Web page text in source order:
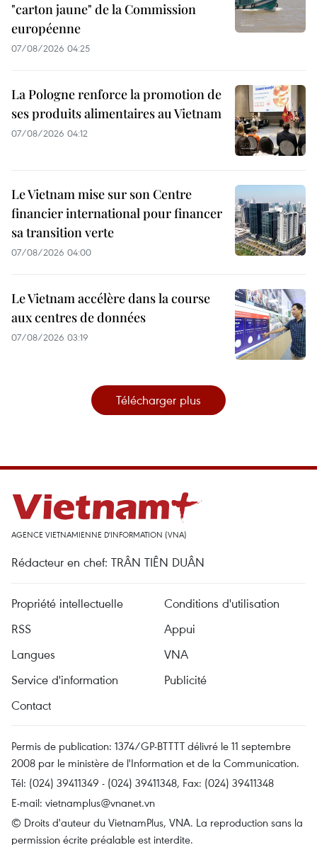
"carton jaune" de la Commission
européenne
07/08/2026 04:25
La Pologne renforce la promotion de
ses produits alimentaires au Vietnam
07/08/2026 04:12
Le Vietnam mise sur son Centre
financier international pour financer
sa transition verte
07/08/2026 04:00
Le Vietnam accélère dans la course
aux centres de données
07/08/2026 03:19
Télécharger plus
AGENCE VIETNAMIENNE D'INFORMATION (VNA)
Rédacteur en chef: TRÂN TIÊN DUÂN
Propriété intellectuelle
Conditions d'utilisation
RSS
Appui
Langues
VNA
Service d'information
Publicité
Contact
Permis de publication: 1374/GP-BTTTT délivré le 11 septembre
2008 par le ministère de l'Information et de la Communication.
Tél: (024) 39411349 - (024) 39411348, Fax: (024) 39411348
E-mail: vietnamplus@vnanet.vn
© Droits d'auteur du VietnamPlus, VNA. La reproduction sans la
permission écrite préalable est interdite.